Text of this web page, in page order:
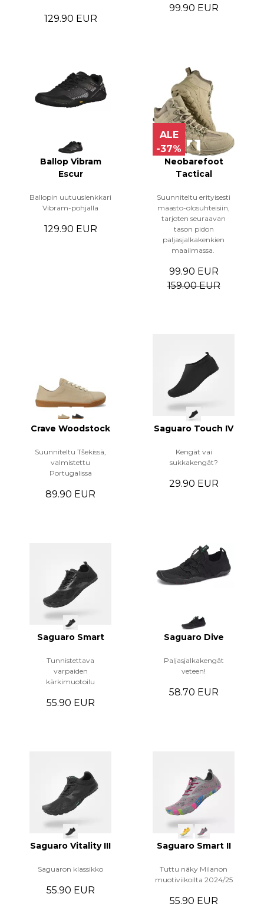
129.90 EUR
99.90 EUR
Ballop Vibram
Escur
Ballopin uutuuslenkkari
Vibram-pohjalla
129.90 EUR
ALE
-37%
Neobarefoot
Tactical
Suunniteltu erityisesti
maasto-olosuhteisiin,
tarjoten seuraavan
tason pidon
paljasjalkakenkien
maailmassa.
99.90 EUR
159.00 EUR
Crave Woodstock
Suunniteltu Tšekissä,
valmistettu
Portugalissa
89.90 EUR
Saguaro Touch IV
Kengät vai
sukkakengät?
29.90 EUR
Saguaro Smart
Tunnistettava
varpaiden
kärkimuotoilu
55.90 EUR
Saguaro Dive
Paljasjalkakengät
veteen!
58.70 EUR
Saguaro Vitality III
Saguaron klassikko
55.90 EUR
Saguaro Smart II
Tuttu näky Milanon
muotiviikoilta 2024/25
55.90 EUR